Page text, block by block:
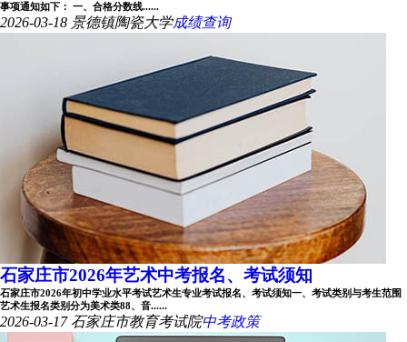
事项通知如下： 一、合格分数线......
2026-03-18 景德镇陶瓷大学成绩查询
石家庄市2026年艺术中考报名、考试须知
石家庄市2026年初中学业水平考试艺术生专业考试报名、考试须知一、考试类别与考生范围
艺术生报名类别分为美术类88、音......
2026-03-17 石家庄市教育考试院中考政策